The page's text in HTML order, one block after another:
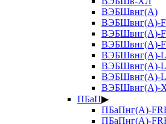
ВЭБШвнг(А)
ВЭБШвнг(А)-
ВЭБШвнг(А)-
ВЭБШвнг(А)-
ВЭБШвнг(А)-
ВЭБШвнг(А)-
ВЭБШвнг(А)-
ВЭБШвнг(А)-
ПБаП▶
ПБаПнг(А)-
ПБаПнг(А)-